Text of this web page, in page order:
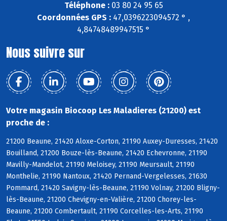
Téléphone :03 80 24 95 65
Coordonnées GPS : 47,0396223094572 ° ,
4,84748489947515 °
Nous suivre sur
Votre magasin Biocoop Les Maladieres (21200) est
proche de :
21200 Beaune, 21420 Aloxe-Corton, 21190 Auxey-Duresses, 21420
Bouilland, 21200 Bouze-lès-Beaune, 21420 Echevronne, 21190
Mavilly-Mandelot, 21190 Meloisey, 21190 Meursault, 21190
Monthelie, 21190 Nantoux, 21420 Pernand-Vergelesses, 21630
Pommard, 21420 Savigny-lès-Beaune, 21190 Volnay, 21200 Bligny-
lès-Beaune, 21200 Chevigny-en-Valière, 21200 Chorey-les-
Beaune, 21200 Combertault, 21190 Corcelles-les-Arts, 21190